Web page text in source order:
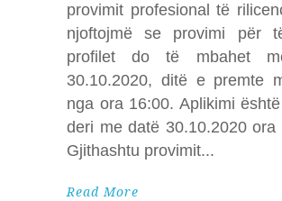
provimit profesional të
njoftojmë se provimi për
profilet do të mbahet
30.10.2020, ditë e premte
nga ora 16:00. Aplikimi
deri me datë 30.10.2020 ora
Gjithashtu provimit
Read More